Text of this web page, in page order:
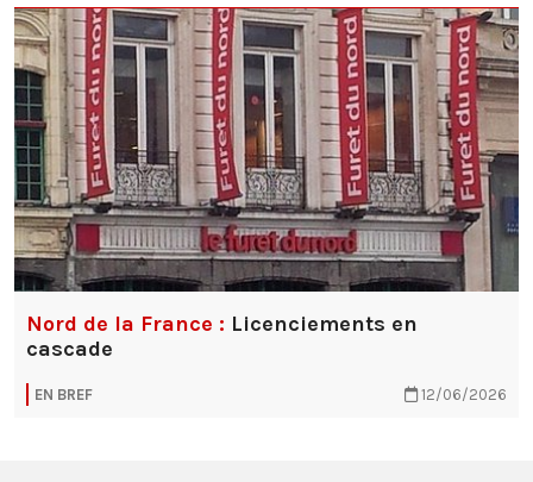
Nord de la France : Licenciements en
cascade
EN BREF 12/06/2026